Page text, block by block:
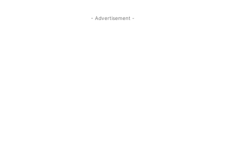
- Advertisement -